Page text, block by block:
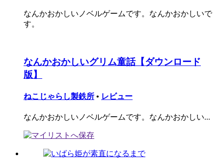
なんかおかしいノベルゲームです。なんかおかしいで
す。
なんかおかしいグリム童話【ダウンロード
版】
ねこじゃらし製鉄所 • レビュー
なんかおかしいノベルゲームです。なんかおかしい...